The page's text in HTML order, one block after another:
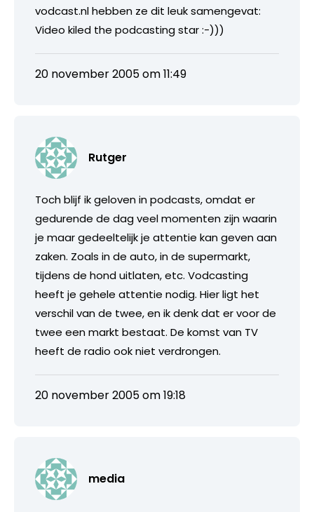
vodcast.nl hebben ze dit leuk samengevat:
Video kiled the podcasting star :-)))
20 november 2005 om 11:49
Rutger
Toch blijf ik geloven in podcasts, omdat er
gedurende de dag veel momenten zijn waarin
je maar gedeeltelijk je attentie kan geven aan
zaken. Zoals in de auto, in de supermarkt,
tijdens de hond uitlaten, etc. Vodcasting
heeft je gehele attentie nodig. Hier ligt het
verschil van de twee, en ik denk dat er voor de
twee een markt bestaat. De komst van TV
heeft de radio ook niet verdrongen.
20 november 2005 om 19:18
media